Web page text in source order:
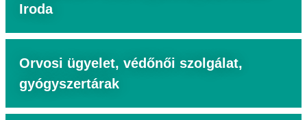
Iroda
Orvosi ügyelet, védőnői szolgálat,
gyógyszertárak